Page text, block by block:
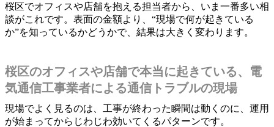
桜区でオフィスや店舗を抱える担当者から、いま一番多い相
談がこれです。表面の金額より、“現場で何が起きている
か”を知っているかどうかで、結果は大きく変わります。
桜区のオフィスや店舗で本当に起きている、電
気通信工事業者による通信トラブルの現場
現場でよく見るのは、工事が終わった瞬間は動くのに、運用
が始まってからじわじわ効いてくるパターンです。